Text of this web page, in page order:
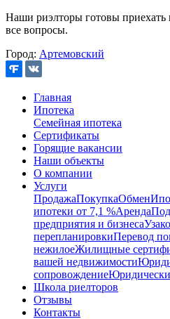
Наши риэлторы готовы приехать
все вопросы.
Город: Артемовский
Главная
Ипотека
Семейная ипотека
Сертификаты
Горящие вакансии
Наши объекты
О компании
Услуги
ПродажаПокупкаОбмен
ипотеки от 7,1 %Аренда
предприятия и бизнеса
перепланировкиПеревод
нежилоеЖилищные
вашей недвижимости
сопровождение
Школа риелторов
Отзывы
Контакты